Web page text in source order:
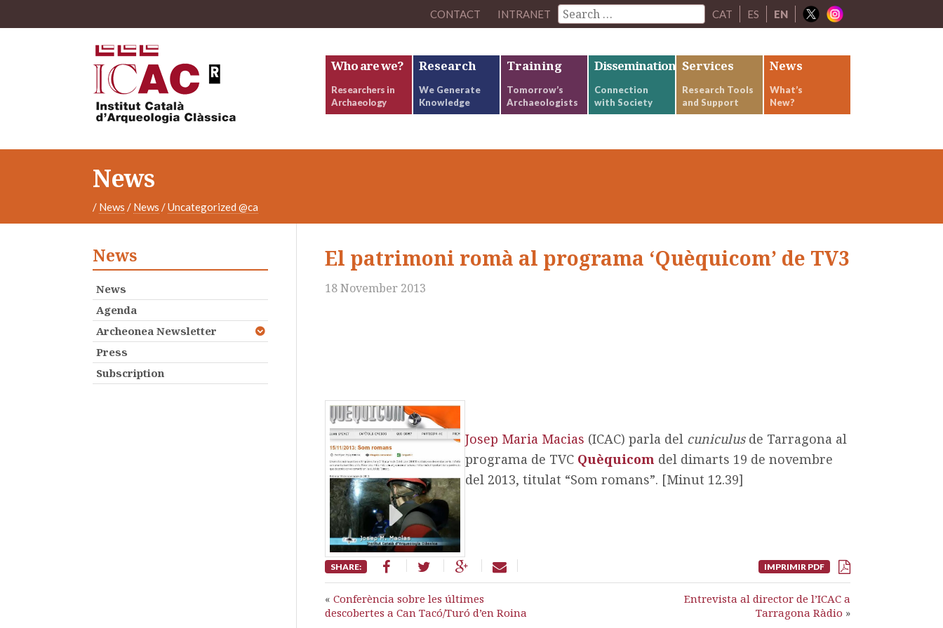
CONTACT INTRANET CAT ES EN
Who are we?
Researchers in
Archaeology
Research
We Generate
Knowledge
Training
Tomorrow’s
Archaeologists
Dissemination
Connection
with Society
Services
Research Tools
and Support
News
What’s
New?
News
/ News / News /Uncategorized @ca
El patrimoni romà al programa ‘Quèquicom’ de TV3
18 November 2013
Josep Maria Macias (ICAC) parla del cuniculus de Tarragona al
programa de TVC Quèquicom del dimarts 19 de novembre
del 2013, titulat “Som romans”. [Minut 12.39]
SHARE: IMPRIMIR PDF
« Conferència sobre les últimes
descobertes a Can Tacó/Turó d’en Roina
Entrevista al director de l’ICAC a
Tarragona Ràdio »
News
News
Agenda
Archeonea Newsletter
Press
Subscription